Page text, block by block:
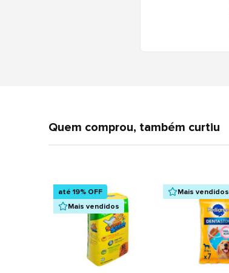
Quem comprou, também curtiu
até 19% OFF
Mais vendidos
Mais vendidos